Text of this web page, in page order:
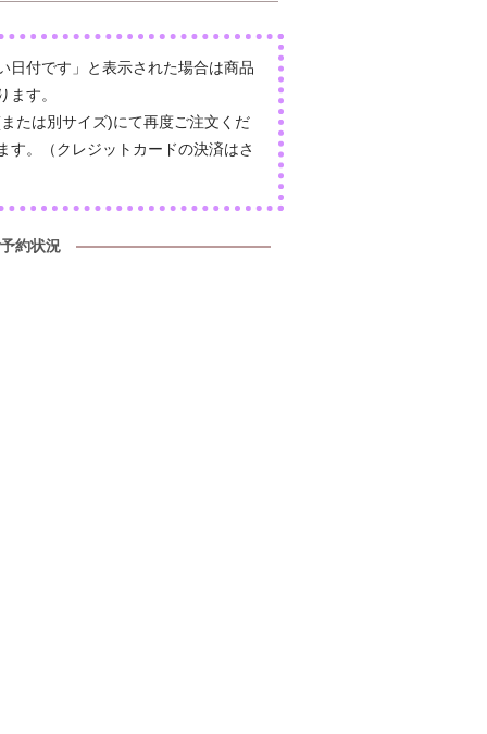
日付です」と表示された場合は商品
ます。
たは別サイズ)にて再度ご注文くだ
す。（クレジットカードの決済はさ
約状況